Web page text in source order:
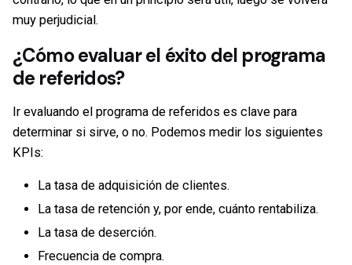
muy perjudicial.
¿Cómo evaluar el éxito del programa
de referidos?
Ir evaluando el programa de referidos es clave para
determinar si sirve, o no. Podemos medir los siguientes
KPIs:
La tasa de adquisición de clientes.
La tasa de retención y, por ende, cuánto rentabiliza.
La tasa de deserción.
Frecuencia de compra.